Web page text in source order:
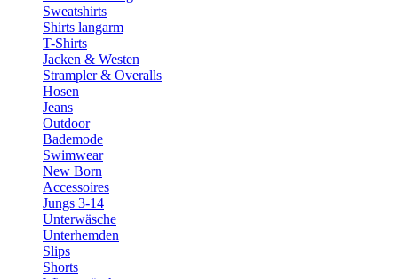
Sweatshirts
Shirts langarm
T-Shirts
Jacken & Westen
Strampler & Overalls
Hosen
Jeans
Outdoor
Bademode
Swimwear
New Born
Accessoires
Jungs 3-14
Unterwäsche
Unterhemden
Slips
Shorts